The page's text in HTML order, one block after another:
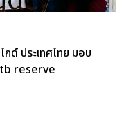
กด์ ประเทศไทย มอบ
reserve